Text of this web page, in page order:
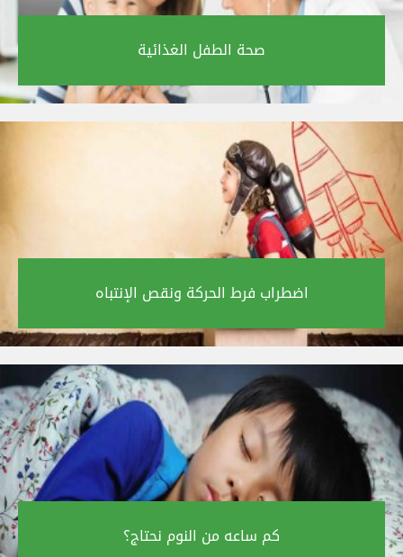
صحة الطفل الغذائية‎
اضطراب فرط الحركة ونقص الإنتباه‎
كم ساعه من النوم نحتاج؟‎